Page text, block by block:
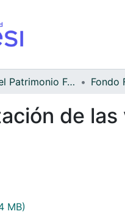
Archivo del Patrimonio Fotográfico y Fílmico del Valle del Cauca
de
MB)